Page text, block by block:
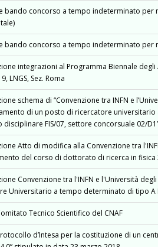
bando concorso a tempo indeterminato per
bando concorso a tempo indeterminato per
integrazioni al Programma Biennale
LNGS, Sez. Roma
schema di “Convenzione tra INFN e
di un posto di ricercatore
disciplinare FIS/07, settore concorsuale 02/
Atto di modifica alla Convenzione tra
del corso di dottorato di ricerca in fisica
Convenzione tra l'INFN e l'Università
Universitario a tempo determinato di tipo A
Tecnico Scientifico del CNAF
d’Intesa per la costituzione di un